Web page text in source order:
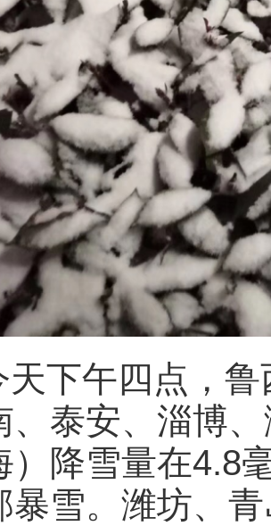
天下午四点，
、泰安、淄博
）降雪量在4.8
暴雪。潍坊、